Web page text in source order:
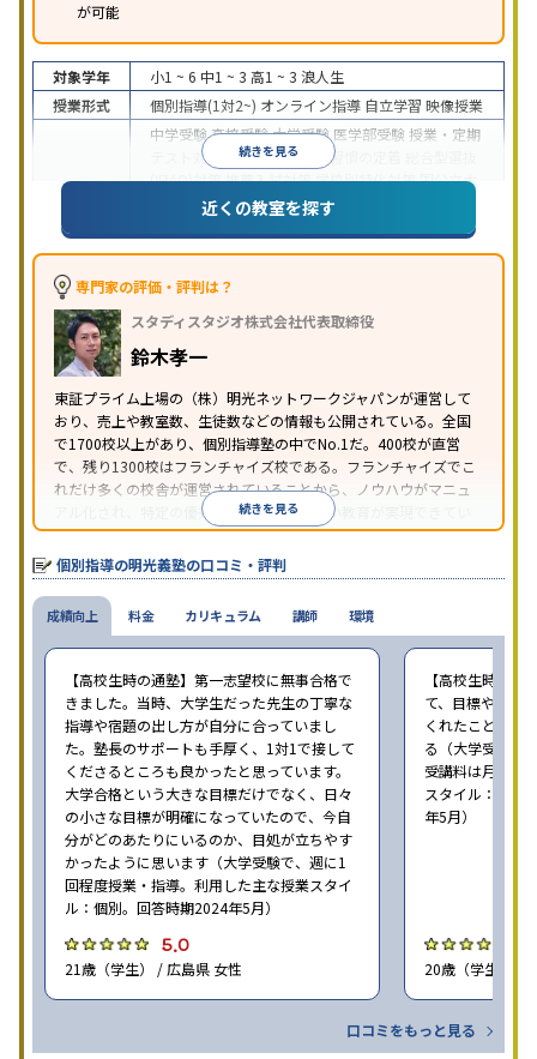
が可能
続きを見る
対象学年 小1 ~ 6 中1 ~ 3 高1 ~ 3 浪人生
授業形式
個別指導(1対2~) オンライン指導 自立学習 映像授業
中学受験高校受験大学受験 医学部受験 授業・定期
テスト対策
内申点対策 学習習慣の定着
(旧AO)対策推薦入試対策学校別特化対策国公立大
私大対策共通テスト対策
英語・英会話特化
対策その他科目別特化対策
特徴
中高一貫校生に対応
の振替可能
を利用オンライン対応1科目から受講可能
習のみの受講可
り
※2023年3月調査。小学校高学年の個別指導塾アンケート調査方法を参
近くの教室を探す
専門家の評価・評判は？
スタディスタジオ株式会社代表取締役
鈴木孝一
東証プライム上場の（株）明光ネットワークジャパンが運営して
おり、売上や教室数、生徒数などの情報も公開されている。全国
で1700校以上があり、個別指導塾の中でNo.1だ。400校が直営
で、残り1300校はフランチャイズ校である。フランチャイズでこ
れだけ多くの校舎が運営されていることから、ノウハウがマニュ
アル化され、特定の優秀な人材に依存しない教育が実現できてい
ることが推測される。
続きを見る
個別指導の明光義塾の口コミ・評判
成績向上
【高校生時の通塾】第一志望校に無事合格で
きました。当時、大学生だった先生の丁寧な
指導や宿題の出し方が自分に合っていまし
た。塾長のサポートも手厚く、1対1で接して
くださるところも良かったと思っています。
大学合格という大きな目標だけでなく、日々
の小さな目標が明確になっていたので、今自
分がどのあたりにいるのか、目処が立ちやす
かったように思います（大学受験で、週に1
回程度授業・指導。利用した主な授業スタイ
ル：個別。回答時期2024年5月）
5.0
21歳（学生） / 広島県 女性
【高校生時の通
て、目標や勉強
くれたことが、
る（大学受験で
受講料は月
スタイル：個別
年5月）
20歳（学生） /
口コミをもっと見る
料金 カリキュラム 講師 環境